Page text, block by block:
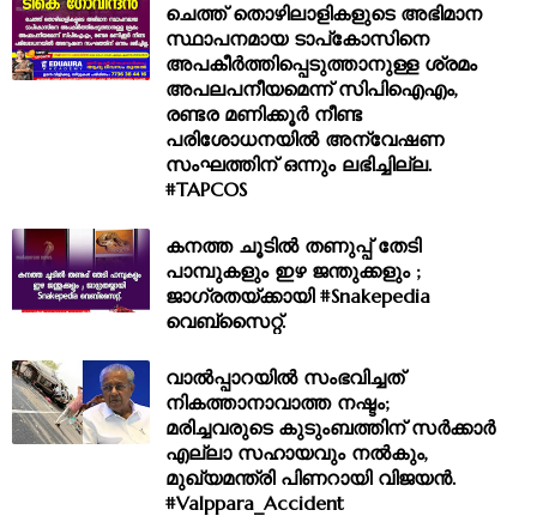
ചെത്ത്‌ തൊഴിലാളികളുടെ അഭിമാന
സ്ഥാപനമായ ടാപ്കോസിനെ
അപകീർത്തിപ്പെടുത്താനുള്ള ശ്രമം
അപലപനീയമെന്ന് സിപിഐഎം,
രണ്ടര മണിക്കൂർ നീണ്ട
പരിശോധനയിൽ അന്വേഷണ
സംഘത്തിന് ഒന്നും ലഭിച്ചില്ല.
#TAPCOS
കനത്ത ചൂടിൽ തണുപ്പ് തേടി
പാമ്പുകളും ഇഴ ജന്തുക്കളും ;
ജാഗ്രതയ്ക്കായി #Snakepedia
വെബ്‌സൈറ്റ്.
വാൽപ്പാറയിൽ സംഭവിച്ചത്
നികത്താനാവാത്ത നഷ്ടം;
മരിച്ചവരുടെ കുടുംബത്തിന് സർക്കാർ
എല്ലാ സഹായവും നൽകും,
മുഖ്യമന്ത്രി പിണറായി വിജയൻ.
#Valppara_Accident